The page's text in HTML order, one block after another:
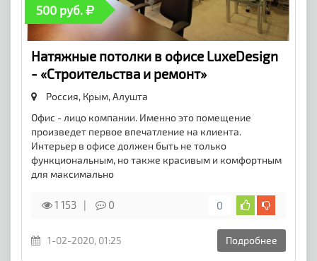
500 руб.
Натяжные потолки в офисе LuxeDesign
- «Строительства и ремонт»
Россия, Крым,Алушта
Офис - лицо компании. Именно это помещение
произведет первое впечатление на клиента.
Интерьер в офисе должен быть не только
функциональным, но также красивым и комфортным
для максимально
1 153 0 0
1-02-2020, 01:25 Подробнее